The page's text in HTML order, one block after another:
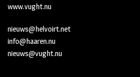
www.vught.nu
nieuws@helvoirt.net
info@haaren.nu
nieuws@vught.nu